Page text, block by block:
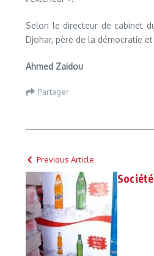
Selon le directeur de cabinet
Djohar, père de la démocratie
Ahmed Zaidou
Partager
Previous Article